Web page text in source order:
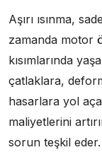
Aşırı ısınma,
zamanda motor
kısımlarında
çatlaklara,
hasarlara yol
maliyetlerini
sorun teşkil eder.